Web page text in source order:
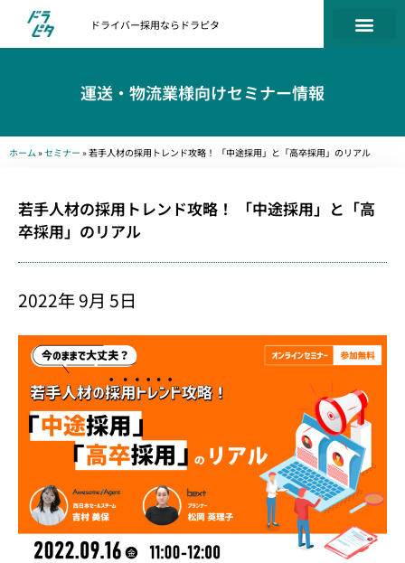
ドライバー採用ならドラピタ
運送・物流業様向けセミナー情報
ホーム »セミナー »若手人材の採用トレンド攻略！ 「中途採用」と「高卒採用」のリアル
若手人材の採用トレンド攻略！ 「中途採用」と「高
卒採用」のリアル
2022年 9月 5日